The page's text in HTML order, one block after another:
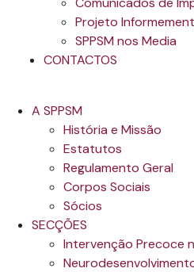
Projeto
SPPSM nos Media
CONTACTOS
A SPPSM
História e Missão
Estatutos
Regulamento Geral
Corpos Sociais
Sócios
SECÇÕES
Intervenção Precoce